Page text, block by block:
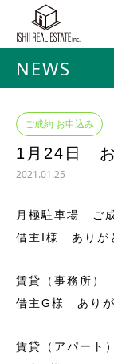
NEWS
ご成約 お申込み
1月24日 お
2021.01.25
月極駐車場 ご
借主I様 ありが
賃貸（事務所）
借主G様 ありが
賃貸（アパート